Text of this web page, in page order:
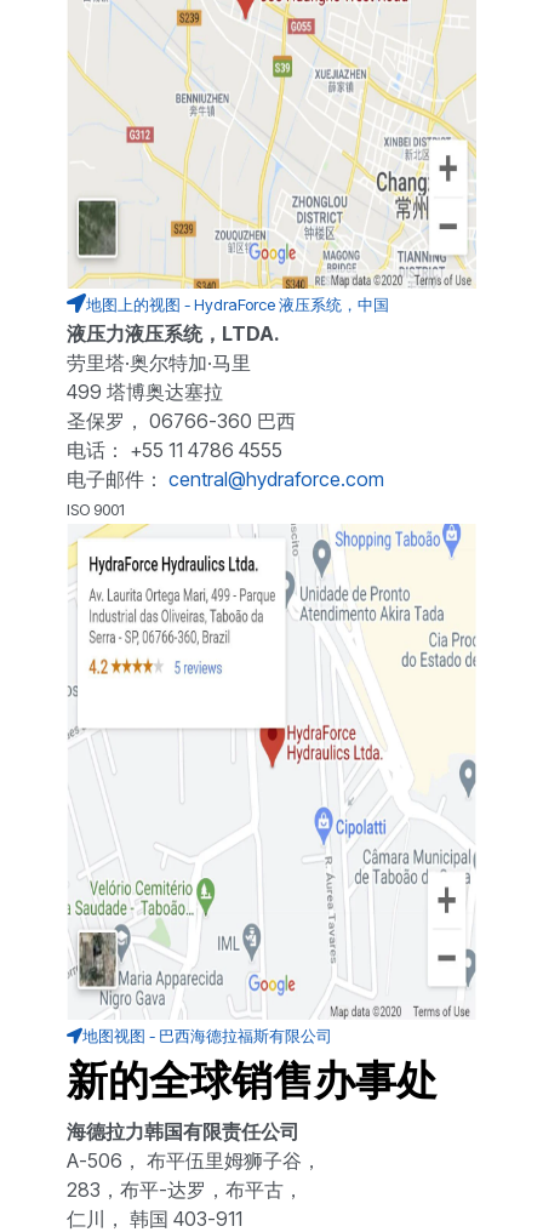
地图上的视图 - HydraForce 液压系统，中国
液压力液压系统，LTDA.
劳里塔·奥尔特加·马里
499 塔博奥达塞拉
圣保罗， 06766-360 巴西
电话： +55 11 4786 4555
电子邮件： central@hydraforce.com
ISO 9001
地图视图 - 巴西海德拉福斯有限公司
新的全球销售办事处
海德拉力韩国有限责任公司
A-506， 布平伍里姆狮子谷，
283，布平-达罗，布平古，
仁川， 韩国 403-911